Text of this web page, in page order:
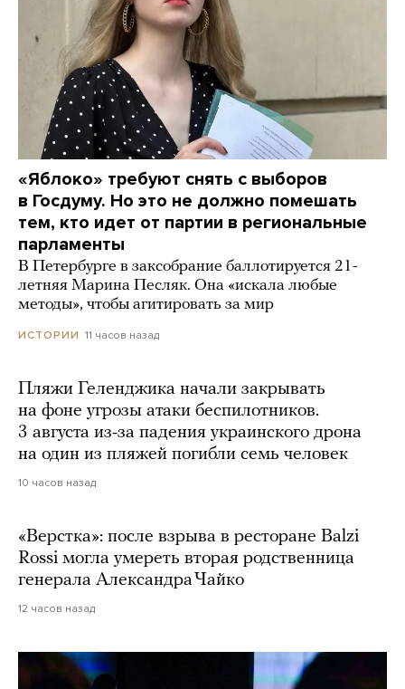
«Яблоко» требуют снять с выборов
в Госдуму. Но это не должно помешать
тем, кто идет от партии в региональные
парламенты
В Петербурге в заксобрание баллотируется 21-
летняя Марина Песляк. Она «искала любые
методы», чтобы агитировать за мир
ИСТОРИИ 11 часов назад
Пляжи Геленджика начали закрывать
на фоне угрозы атаки беспилотников.
3 августа из-за падения украинского дрона
на один из пляжей погибли семь человек
10 часов назад
«Верстка»: после взрыва в ресторане Balzi
Rossi могла умереть вторая родственница
генерала Александра Чайко
12 часов назад